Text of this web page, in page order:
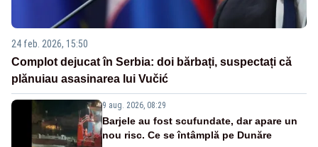
24 feb. 2026, 15:50
Complot dejucat în Serbia: doi bărbați, suspectați că
plănuiau asasinarea lui Vučić
9 aug. 2026, 08:29
Barjele au fost scufundate, dar apare un
nou risc. Ce se întâmplă pe Dunăre